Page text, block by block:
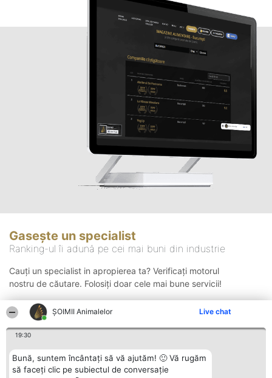
ŞOIMII Animalelor Live chat
19:30
Bună, suntem încântați să vă ajutăm! 🙂 Vă rugăm
să faceți clic pe subiectul de conversație
Gasește un specialist
Ranking-ul îi adună pe cei mai buni din industrie
Cauți un specialist in apropierea ta? Verificați motorul
nostru de căutare. Folosiți doar cele mai bune servicii!